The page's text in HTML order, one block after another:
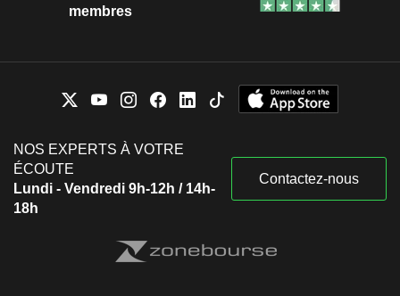
membres
NOS EXPERTS À VOTRE
ÉCOUTE
Lundi - Vendredi 9h-12h / 14h-
18h
Contactez-nous